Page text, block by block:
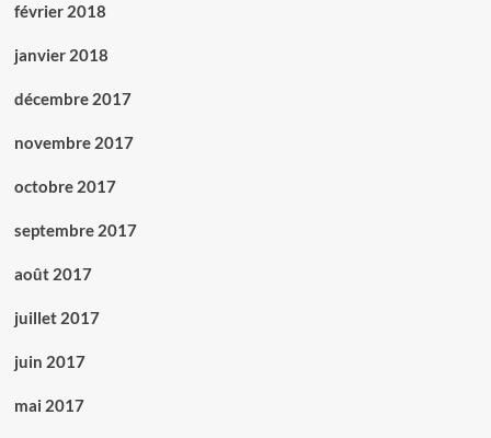
février 2018
janvier 2018
décembre 2017
novembre 2017
octobre 2017
septembre 2017
août 2017
juillet 2017
juin 2017
mai 2017